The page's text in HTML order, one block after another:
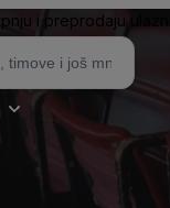
i preprodaju